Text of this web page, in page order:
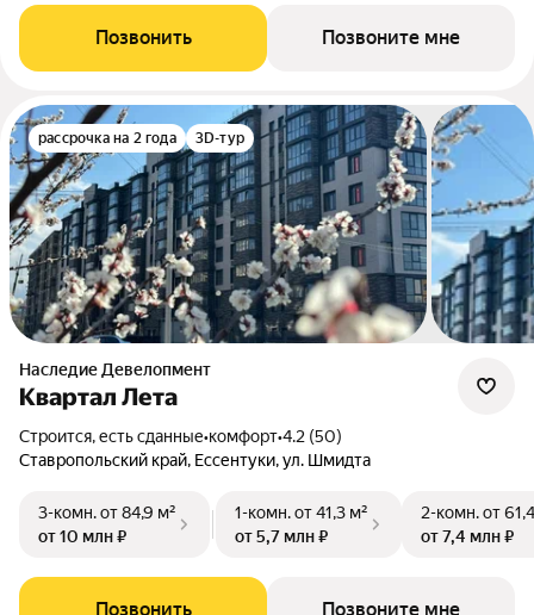
Позвонить Позвоните мне
рассрочка на 2 года 3D-тур
Наследие Девелопмент
Квартал Лета
Строится, есть сданные•комфорт•4.2 (50)
Ставропольский край, Ессентуки, ул. Шмидта
3-комн.от 84,9 м²
от 10 млн ₽
1-комн.от 41,3 м²
от 5,7 млн ₽
2-комн.от
от 7,4 млн ₽
Позвонить Позвоните мне